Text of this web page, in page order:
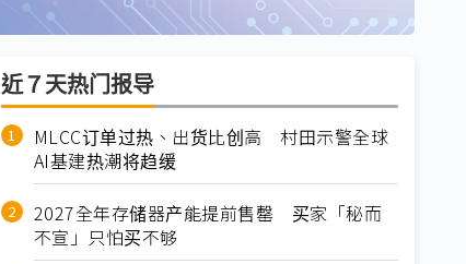
近７天热门报导
MLCC订单过热、出货比创高 村田示警全球
AI基建热潮将趋缓
2027全年存储器产能提前售罄 买家「秘而
不宣」只怕买不够